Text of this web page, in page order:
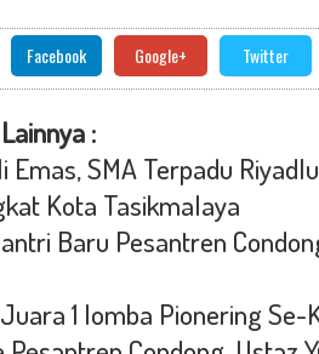
Facebook Google+ Twitter
:
Emas, SMA Terpadu
Kota Tasikmalaya
Baru Pesantren
1 lomba Pionering